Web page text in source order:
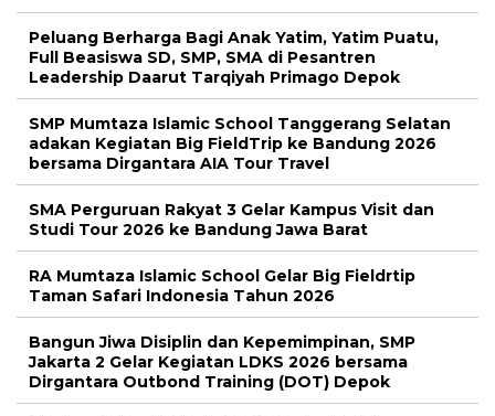
Peluang Berharga Bagi Anak Yatim, Yatim Puatu,
Full Beasiswa SD, SMP, SMA di Pesantren
Leadership Daarut Tarqiyah Primago Depok
SMP Mumtaza Islamic School Tanggerang Selatan
adakan Kegiatan Big FieldTrip ke Bandung 2026
bersama Dirgantara AIA Tour Travel
SMA Perguruan Rakyat 3 Gelar Kampus Visit dan
Studi Tour 2026 ke Bandung Jawa Barat
RA Mumtaza Islamic School Gelar Big Fieldrtip
Taman Safari Indonesia Tahun 2026
Bangun Jiwa Disiplin dan Kepemimpinan, SMP
Jakarta 2 Gelar Kegiatan LDKS 2026 bersama
Dirgantara Outbond Training (DOT) Depok